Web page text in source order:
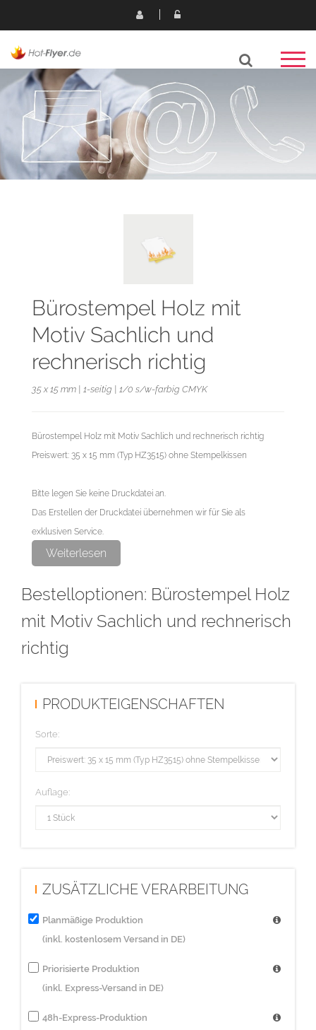
Bürostempel Holz mit
Motiv Sachlich und
rechnerisch richtig
35 x 15 mm | 1-seitig | 1/0 s/w-farbig CMYK
Bürostempel Holz mit Motiv Sachlich und rechnerisch richtig
Preiswert: 35 x 15 mm (Typ HZ3515) ohne Stempelkissen
Bitte legen Sie keine Druckdatei an.
Das Erstellen der Druckdatei übernehmen wir für Sie als
exklusiven Service.
Weiterlesen
Bestelloptionen: Bürostempel Holz
mit Motiv Sachlich und rechnerisch
richtig
PRODUKTEIGENSCHAFTEN
Sorte:
Auflage:
ZUSÄTZLICHE VERARBEITUNG
Planmäßige Produktion
(inkl. kostenlosem Versand in DE)
Priorisierte Produktion
(inkl. Express-Versand in DE)
48h-Express-Produktion